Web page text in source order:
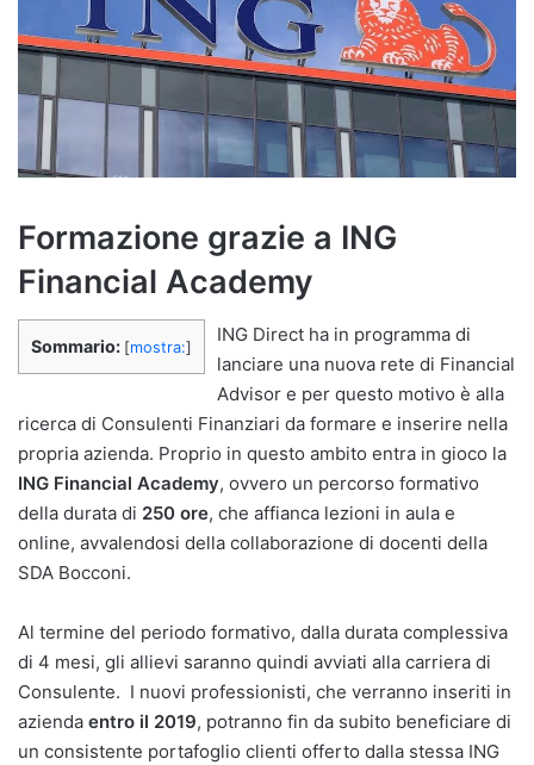
Formazione grazie a ING
Financial Academy
Sommario: [mostra:]
ING Direct ha in programma di
lanciare una nuova rete di Financial
Advisor e per questo motivo è alla
ricerca di Consulenti Finanziari da formare e inserire nella
propria azienda. Proprio in questo ambito entra in gioco la
ING Financial Academy, ovvero un percorso formativo
della durata di 250 ore, che affianca lezioni in aula e
online, avvalendosi della collaborazione di docenti della
SDA Bocconi.
Al termine del periodo formativo, dalla durata complessiva
di 4 mesi, gli allievi saranno quindi avviati alla carriera di
Consulente. I nuovi professionisti, che verranno inseriti in
azienda entro il 2019, potranno fin da subito beneficiare di
un consistente portafoglio clienti offerto dalla stessa ING